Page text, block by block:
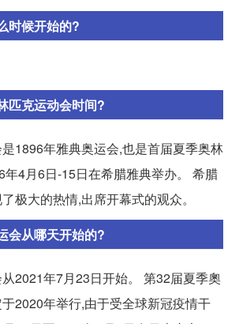
时候开始的?
匹克运动会时间?
1896年雅典奥运会,也是首届夏季奥林
年4月6日-15日在希腊雅典举办。 希腊
极大的热情,出席开幕式的观众。
会从哪天开始的?
2021年7月23日开始。 第32届夏季奧
2020年举行,由于受全球新冠疫情干